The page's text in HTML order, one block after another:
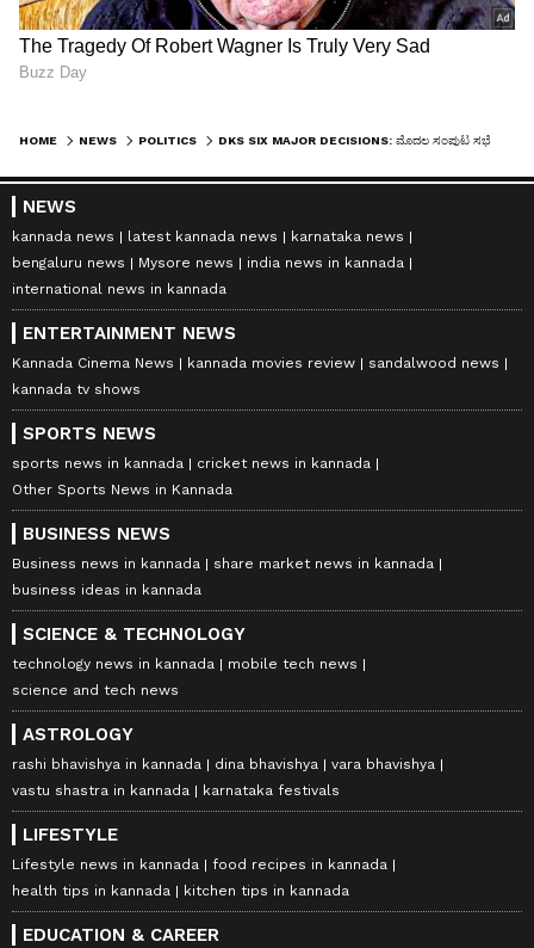
HOME NEWS POLITICS
NEWS
kannada news latest kannada news
karnataka news
bengaluru news
Mysore news
india news in kannada
international news in kannada
ENTERTAINMENT NEWS
Kannada Cinema News kannada movies review
sandalwood news
kannada tv shows
SPORTS NEWS
sports news in kannada
cricket news in kannada
Other Sports News in Kannada
BUSINESS NEWS
Business news in kannada
share market news in kannada
business ideas in kannada
SCIENCE & TECHNOLOGY
technology news in kannada
mobile tech news
science and tech news
ASTROLOGY
rashi bhavishya in kannada dina bhavishya
vara bhavishya
vastu shastra in kannada
karnataka festivals
LIFESTYLE
Lifestyle news in kannada
food recipes in kannada
health tips in kannada
kitchen tips in kannada
EDUCATION & CAREER